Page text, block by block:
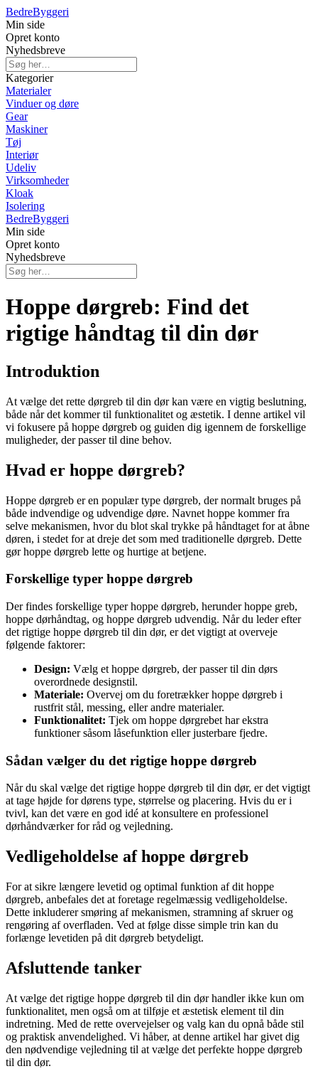
BedreByggeri
Min side
Opret konto
Nyhedsbreve
Kategorier
Materialer
Vinduer og døre
Gear
Maskiner
Tøj
Interiør
Udeliv
Virksomheder
Kloak
Isolering
BedreByggeri
Min side
Opret konto
Nyhedsbreve
Hoppe dørgreb: Find det
rigtige håndtag til din dør
Introduktion
At vælge det rette dørgreb til din dør kan være en vigtig beslutning,
både når det kommer til funktionalitet og æstetik. I denne artikel vil
vi fokusere på hoppe dørgreb og guiden dig igennem de forskellige
muligheder, der passer til dine behov.
Hvad er hoppe dørgreb?
Hoppe dørgreb er en populær type dørgreb, der normalt bruges på
både indvendige og udvendige døre. Navnet hoppe kommer fra
selve mekanismen, hvor du blot skal trykke på håndtaget for at åbne
døren, i stedet for at dreje det som med traditionelle dørgreb. Dette
gør hoppe dørgreb lette og hurtige at betjene.
Forskellige typer hoppe dørgreb
Der findes forskellige typer hoppe dørgreb, herunder hoppe greb,
hoppe dørhåndtag, og hoppe dørgreb udvendig. Når du leder efter
det rigtige hoppe dørgreb til din dør, er det vigtigt at overveje
følgende faktorer:
Design: Vælg et hoppe dørgreb, der passer til din dørs
overordnede designstil.
Materiale: Overvej om du foretrækker hoppe dørgreb i
rustfrit stål, messing, eller andre materialer.
Funktionalitet: Tjek om hoppe dørgrebet har ekstra
funktioner såsom låsefunktion eller justerbare fjedre.
Sådan vælger du det rigtige hoppe dørgreb
Når du skal vælge det rigtige hoppe dørgreb til din dør, er det vigtigt
at tage højde for dørens type, størrelse og placering. Hvis du er i
tvivl, kan det være en god idé at konsultere en professionel
dørhåndværker for råd og vejledning.
Vedligeholdelse af hoppe dørgreb
For at sikre længere levetid og optimal funktion af dit hoppe
dørgreb, anbefales det at foretage regelmæssig vedligeholdelse.
Dette inkluderer smøring af mekanismen, stramning af skruer og
rengøring af overfladen. Ved at følge disse simple trin kan du
forlænge levetiden på dit dørgreb betydeligt.
Afsluttende tanker
At vælge det rigtige hoppe dørgreb til din dør handler ikke kun om
funktionalitet, men også om at tilføje et æstetisk element til din
indretning. Med de rette overvejelser og valg kan du opnå både stil
og praktisk anvendelighed. Vi håber, at denne artikel har givet dig
den nødvendige vejledning til at vælge det perfekte hoppe dørgreb
til din dør.